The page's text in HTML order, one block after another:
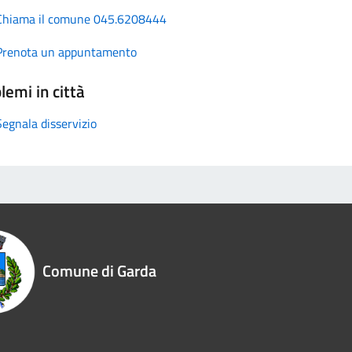
il comune 045.6208444
un appuntamento
in città
disservizio
Comune di Garda